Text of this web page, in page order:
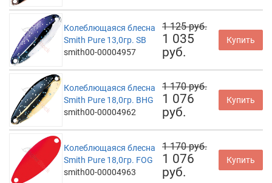
Колеблющаяся блесна
Smith Pure 13,0гр. SB
smith00-00004957
1 125 руб.
1 035
руб.
Купить
Колеблющаяся блесна
Smith Pure 18,0гр. BHG
smith00-00004962
1 170 руб.
1 076
руб.
Купить
Колеблющаяся блесна
Smith Pure 18,0гр. FOG
smith00-00004963
1 170 руб.
1 076
руб.
Купить